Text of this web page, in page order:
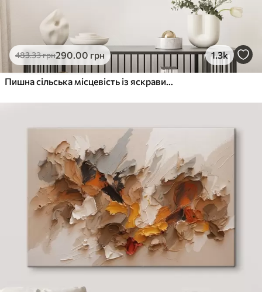
Екологічний матеріал
Еко-Преміум
.00грн
✓Яскраві, насичені кольори
Екологічний матеріал
483.33грн290.00 грн 1.3k
Пишна сільська місцевість із яскравим лугом диких квітів, наповненим різнокольоровими квітами під хмарним небом